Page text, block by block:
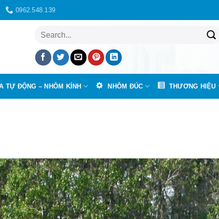
0962.548.139
Tìm
TỰ ĐỘNG – NHÔM KÍNH NHÔM ĐÚC THƯƠNG HIỆU